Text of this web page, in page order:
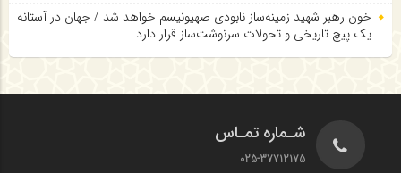
خون رهبر شهید زمینه‌ساز نابودی صهیونیسم خواهد شد / جهان در آستانه
یک پیچ تاریخی و تحولات سرنوشت‌ساز قرار دارد
شـماره تمـاس
025-37712175